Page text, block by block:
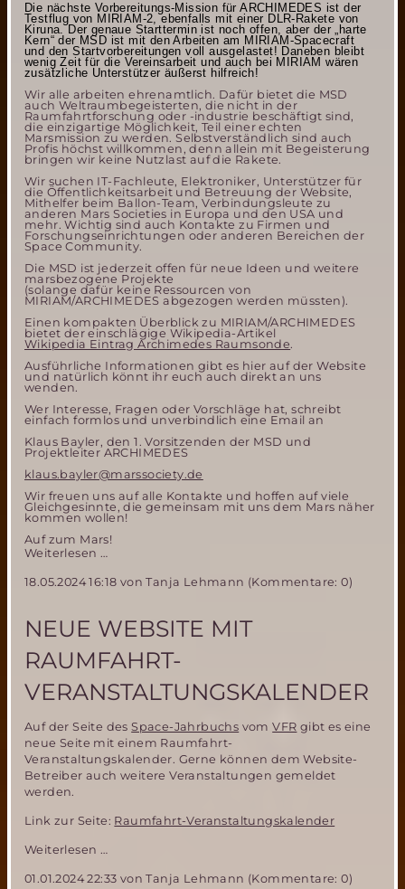
Die nächste Vorbereitungs-Mission für ARCHIMEDES ist der
Testflug von MIRIAM-2, ebenfalls mit einer DLR-Rakete von
Kiruna. Der genaue Starttermin ist noch offen, aber der „harte
Kern“ der MSD ist mit den Arbeiten am MIRIAM-Spacecraft
und den Startvorbereitungen voll ausgelastet! Daneben bleibt
wenig Zeit für die Vereinsarbeit und auch bei MIRIAM wären
zusätzliche Unterstützer äußerst hilfreich!
Wir alle arbeiten ehrenamtlich. Dafür bietet die MSD
auch Weltraumbegeisterten, die nicht in der
Raumfahrtforschung oder -industrie beschäftigt sind,
die einzigartige Möglichkeit, Teil einer echten
Marsmission zu werden. Selbstverständlich sind auch
Profis höchst willkommen, denn allein mit Begeisterung
bringen wir keine Nutzlast auf die Rakete.
Wir suchen IT-Fachleute, Elektroniker, Unterstützer für
die Öffentlichkeitsarbeit und Betreuung der Website,
Mithelfer beim Ballon-Team, Verbindungsleute zu
anderen Mars Societies in Europa und den USA und
mehr. Wichtig sind auch Kontakte zu Firmen und
Forschungseinrichtungen oder anderen Bereichen der
Space Community.
Die MSD ist jederzeit offen für neue Ideen und weitere
marsbezogene Projekte
(solange dafür keine Ressourcen von
MIRIAM/ARCHIMEDES abgezogen werden müssten).
Einen kompakten Überblick zu MIRIAM/ARCHIMEDES
bietet der einschlägige Wikipedia-Artikel
Wikipedia Eintrag Archimedes Raumsonde.
Ausführliche Informationen gibt es hier auf der Website
und natürlich könnt ihr euch auch direkt an uns
wenden.
Wer Interesse, Fragen oder Vorschläge hat, schreibt
einfach formlos und unverbindlich eine Email an
Klaus Bayler, den 1. Vorsitzenden der MSD und
Projektleiter ARCHIMEDES
klaus.bayler@marssociety.de
Wir freuen uns auf alle Kontakte und hoffen auf viele
Gleichgesinnte, die gemeinsam mit uns dem Mars näher
kommen wollen!
Auf zum Mars!
Weiterlesen …
der
Society
Deutschland
18.05.2024 16:18 von Tanja Lehmann (Kommentare: 0)
NEUE WEBSITE MIT
RAUMFAHRT-
VERANSTALTUNGSKALENDER
Auf der Seite desSpace-Jahrbuchs vomVFR gibt es eine
neue Seite mit einem Raumfahrt-
Veranstaltungskalender. Gerne können dem Website-
Betreiber auch weitere Veranstaltungen gemeldet
werden.
Link zur Seite: Raumfahrt-Veranstaltungskalender
Weiterlesen …
mit
01.01.2024 22:33 von Tanja Lehmann (Kommentare: 0)